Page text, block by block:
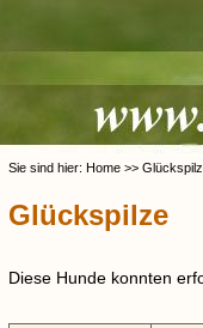
Sie sind hier: Home >>
Glückspilze
Diese Hunde konnten